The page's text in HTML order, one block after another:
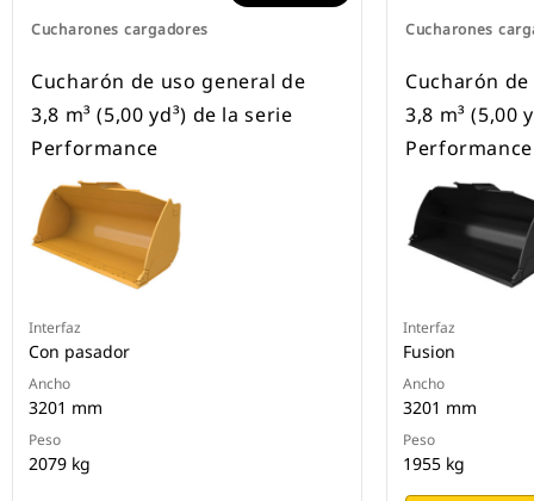
Cucharones cargadores
Cucharón de uso general de
3,8 m³ (5,00 yd³) de la serie
Performance
Interfaz
Con pasador
Ancho
3201 mm
Peso
2079 kg
Cucharones
Cucharón
3,8 m³ (5,00
Performance
Interfaz
Fusion
Ancho
3201 mm
Peso
1955 kg